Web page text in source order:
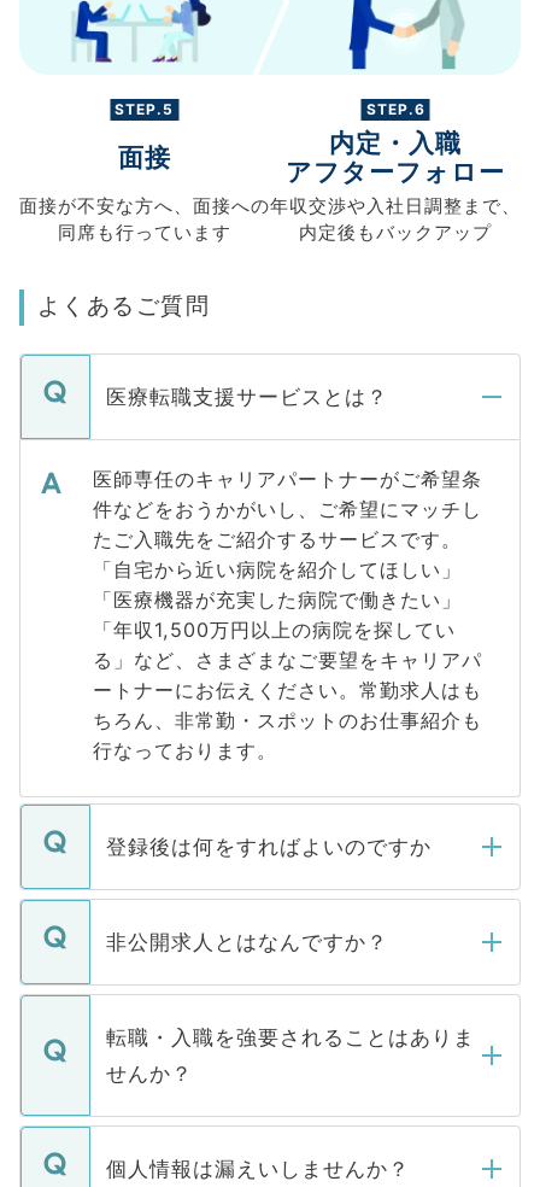
STEP.5
面接
面接が不安な方へ、 面接への
同席も行っています
STEP.6
内定・入職
アフターフォロー
年収交渉や入社日調整まで、
内定後もバックアップ
よくあるご質問
医療転職支援サービスとは？
医師専任のキャリアパートナーがご希望条
件などをおうかがいし、ご希望にマッチし
たご入職先をご紹介するサービスです。
「自宅から近い病院を紹介してほしい」
「医療機器が充実した病院で働きたい」
「年収1,500万円以上の病院を探してい
る」など、さまざまなご要望をキャリアパ
ートナーにお伝えください。常勤求人はも
ちろん、非常勤・スポットのお仕事紹介も
行なっております。
登録後は何をすればよいのですか
ご登録いただきましたら、弊社担当者がご
登録内容を確認し、その後メールもしくは
ます。通常、5営業日以内にはご連絡をせて
いただきますので、しばらくお待ちくださ
非公開求人とはなんですか？
マイナビDOCTORで取り扱っている求人の
うち約3割は、Webサイトからご覧いただ
けない「非公開求人」です。非公開求人は
下記の理由によって、一般には公開してい
ません。
転職・入職を強要されることはありま
せんか？
転職・入職を強要することは一切ありませ
ん。また、仮に応募先から内定をいただい
個人情報は漏えいしませんか？